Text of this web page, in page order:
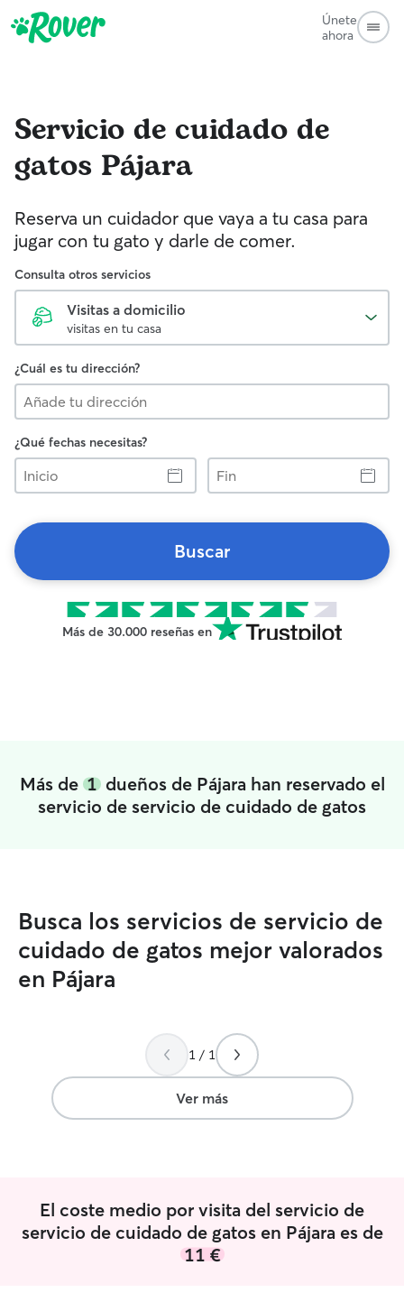
Únete
ahora
Servicio de cuidado de
gatos Pájara
Reserva un cuidador que vaya a tu casa para
jugar con tu gato y darle de comer.
Consulta otros servicios
Visitas a domicilio
visitas en tu casa
¿Cuál es tu dirección?
¿Qué fechas necesitas?
Inicio
Fin
Buscar
Más de 30.000 reseñas en
Más de 1dueños de Pájara han reservado el
servicio de servicio de cuidado de gatos
Busca los servicios de servicio de
cuidado de gatos mejor valorados
en Pájara
1 / 1
Ver más
El coste medio por visita del servicio de
servicio de cuidado de gatos en Pájara es de
11 €